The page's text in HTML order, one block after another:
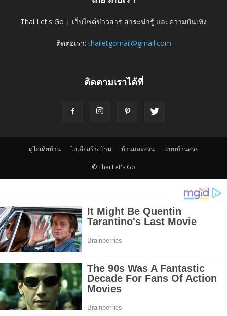
Thai Let's Go | เว็บไซต์ข่าวสาร สาระน่ารู้ และความบันเทิง
ติดต่อเรา:thailetgomail@gmail.com
ติดตามเราได้ที่
ดูไอเดียบ้าน ไอเดียสร้างบ้าน บ้านและสวน แบบบ้านสวย
© Thai Let's Go